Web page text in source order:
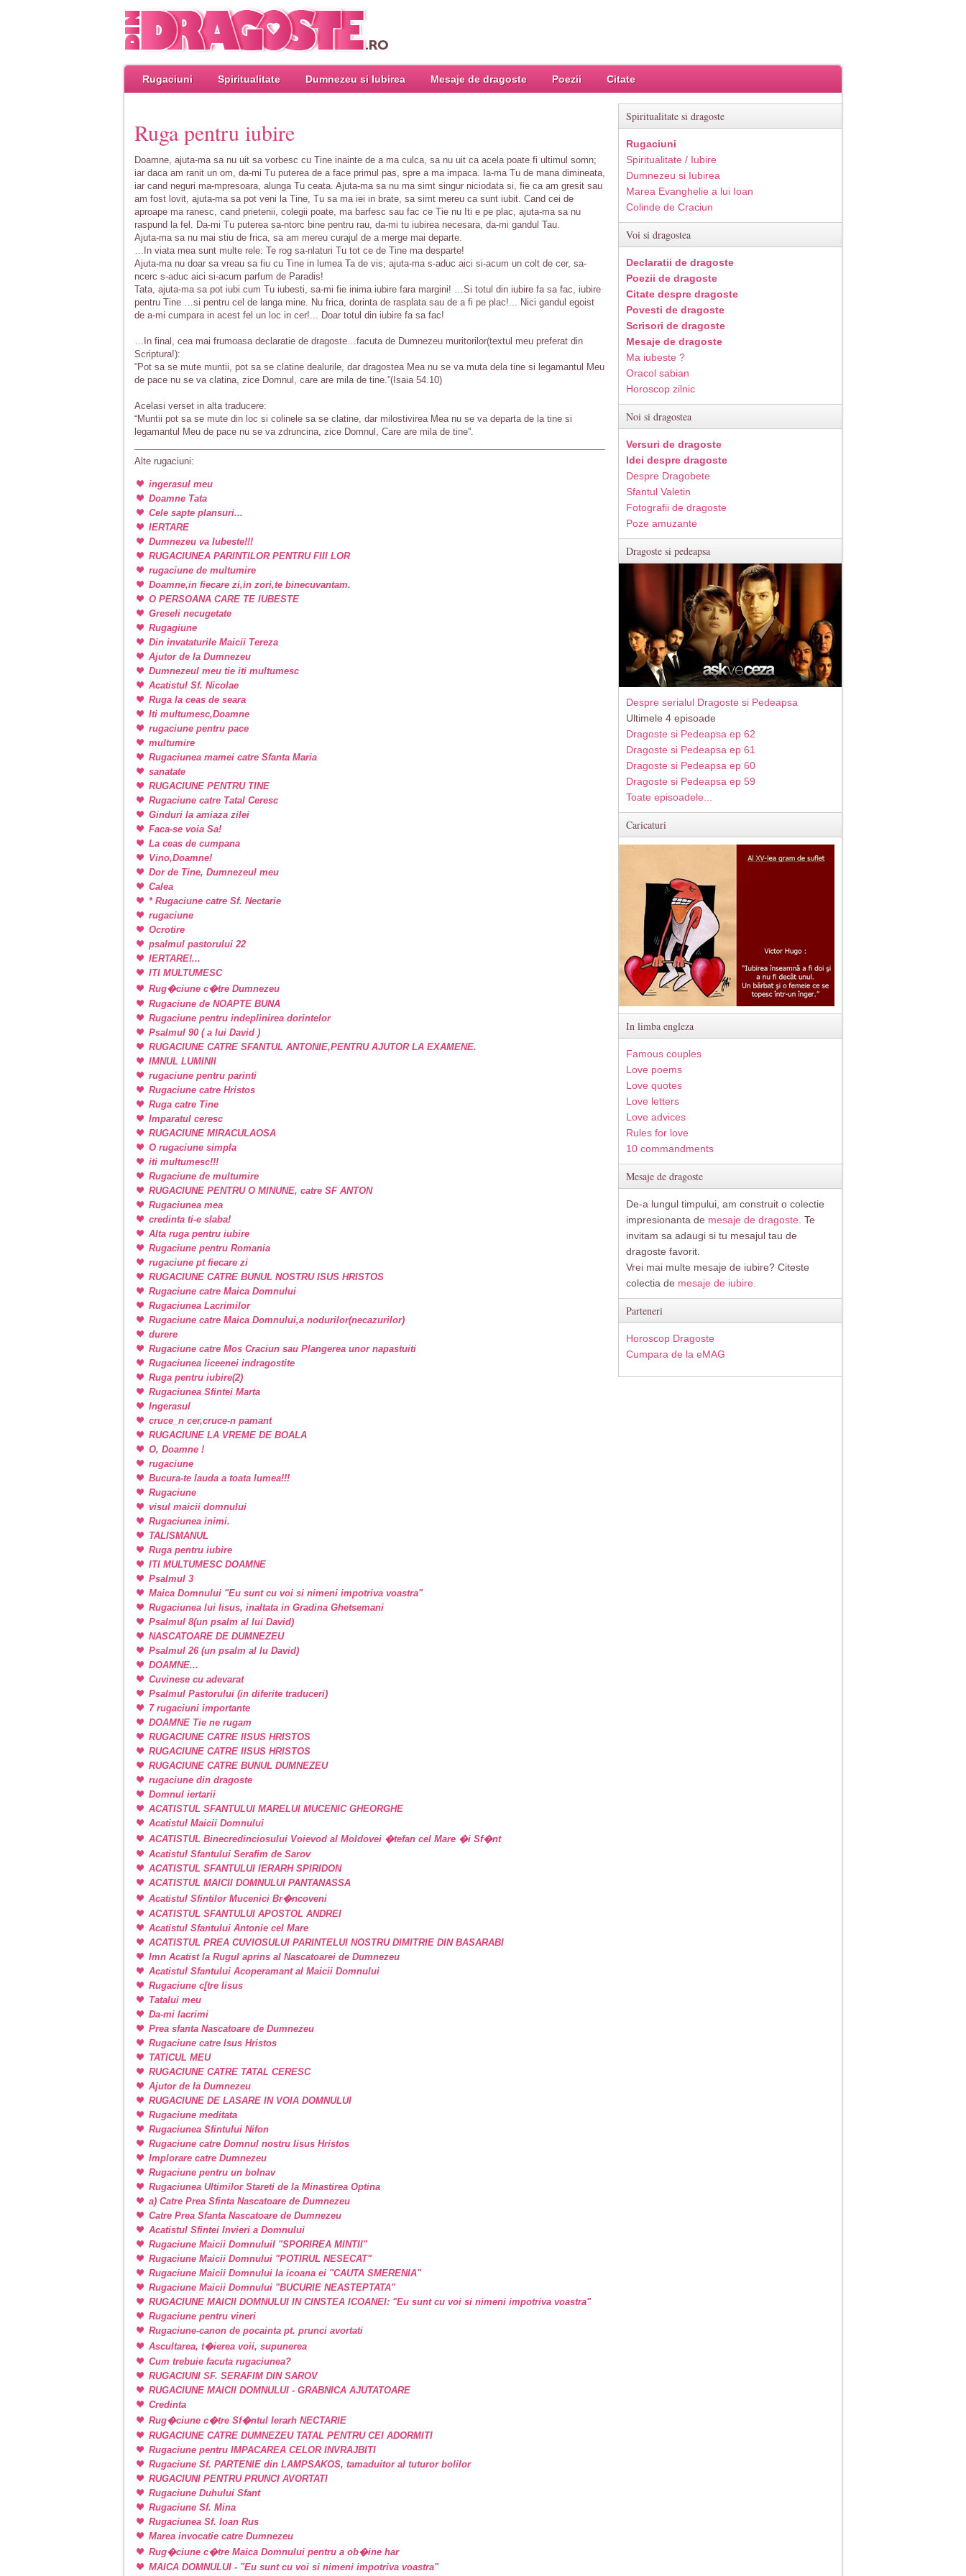
Rugaciuni Spiritualitate Dumnezeu si Iubirea Mesaje de dragoste Poezii Citate
Ruga pentru iubire
Doamne, ajuta-ma sa nu uit sa vorbesc cu Tine inainte de a ma culca, sa nu uit ca acela poate fi ultimul somn;
iar daca am ranit un om, da-mi Tu puterea de a face primul pas, spre a ma impaca. Ia-ma Tu de mana dimineata,
iar cand neguri ma-mpresoara, alunga Tu ceata. Ajuta-ma sa nu ma simt singur niciodata si, fie ca am gresit sau
am fost lovit, ajuta-ma sa pot veni la Tine, Tu sa ma iei in brate, sa simt mereu ca sunt iubit. Cand cei de
aproape ma ranesc, cand prietenii, colegii poate, ma barfesc sau fac ce Tie nu Iti e pe plac, ajuta-ma sa nu
raspund la fel. Da-mi Tu puterea sa-ntorc bine pentru rau, da-mi tu iubirea necesara, da-mi gandul Tau.
Ajuta-ma sa nu mai stiu de frica, sa am mereu curajul de a merge mai departe.
…In viata mea sunt multe rele: Te rog sa-nlaturi Tu tot ce de Tine ma desparte!
Ajuta-ma nu doar sa vreau sa fiu cu Tine in lumea Ta de vis; ajuta-ma s-aduc aici si-acum un colt de cer, sa-
ncerc s-aduc aici si-acum parfum de Paradis!
Tata, ajuta-ma sa pot iubi cum Tu iubesti, sa-mi fie inima iubire fara margini! …Si totul din iubire fa sa fac, iubire
pentru Tine …si pentru cel de langa mine. Nu frica, dorinta de rasplata sau de a fi pe plac!... Nici gandul egoist
de a-mi cumpara in acest fel un loc in cer!... Doar totul din iubire fa sa fac!
…In final, cea mai frumoasa declaratie de dragoste…facuta de Dumnezeu muritorilor(textul meu preferat din
Scriptura!):
“Pot sa se mute muntii, pot sa se clatine dealurile, dar dragostea Mea nu se va muta dela tine si legamantul Meu
de pace nu se va clatina, zice Domnul, care are mila de tine.”(Isaia 54.10)
Acelasi verset in alta traducere:
“Muntii pot sa se mute din loc si colinele sa se clatine, dar milostivirea Mea nu se va departa de la tine si
legamantul Meu de pace nu se va zdruncina, zice Domnul, Care are mila de tine”.
Alte rugaciuni:
ingerasul meu
Doamne Tata
Cele sapte plansuri...
IERTARE
Dumnezeu va Iubeste!!!
RUGACIUNEA PARINTILOR PENTRU FIII LOR
rugaciune de multumire
Doamne,in fiecare zi,in zori,te binecuvantam.
O PERSOANA CARE TE IUBESTE
Greseli necugetate
Rugagiune
Din invataturile Maicii Tereza
Ajutor de la Dumnezeu
Dumnezeul meu tie iti multumesc
Acatistul Sf. Nicolae
Ruga la ceas de seara
Iti multumesc,Doamne
rugaciune pentru pace
multumire
Rugaciunea mamei catre Sfanta Maria
sanatate
RUGACIUNE PENTRU TINE
Rugaciune catre Tatal Ceresc
Ginduri la amiaza zilei
Faca-se voia Sa!
La ceas de cumpana
Vino,Doamne!
Dor de Tine, Dumnezeul meu
Calea
* Rugaciune catre Sf. Nectarie
rugaciune
Ocrotire
psalmul pastorului 22
IERTARE!...
ITI MULTUMESC
Rug�ciune c�tre Dumnezeu
Rugaciune de NOAPTE BUNA
Rugaciune pentru indeplinirea dorintelor
Psalmul 90 ( a lui David )
RUGACIUNE CATRE SFANTUL ANTONIE,PENTRU AJUTOR LA EXAMENE.
IMNUL LUMINII
rugaciune pentru parinti
Rugaciune catre Hristos
Ruga catre Tine
Imparatul ceresc
RUGACIUNE MIRACULAOSA
O rugaciune simpla
iti multumesc!!!
Rugaciune de multumire
RUGACIUNE PENTRU O MINUNE, catre SF ANTON
Rugaciunea mea
credinta ti-e slaba!
Alta ruga pentru iubire
Rugaciune pentru Romania
rugaciune pt fiecare zi
RUGACIUNE CATRE BUNUL NOSTRU ISUS HRISTOS
Rugaciune catre Maica Domnului
Rugaciunea Lacrimilor
Rugaciune catre Maica Domnului,a nodurilor(necazurilor)
durere
Rugaciune catre Mos Craciun sau Plangerea unor napastuiti
Rugaciunea liceenei indragostite
Ruga pentru iubire(2)
Rugaciunea Sfintei Marta
Ingerasul
cruce_n cer,cruce-n pamant
RUGACIUNE LA VREME DE BOALA
O, Doamne !
rugaciune
Bucura-te lauda a toata lumea!!!
Rugaciune
visul maicii domnului
Rugaciunea inimi.
TALISMANUL
Ruga pentru iubire
ITI MULTUMESC DOAMNE
Psalmul 3
Maica Domnului "Eu sunt cu voi si nimeni impotriva voastra"
Rugaciunea lui Iisus, inaltata in Gradina Ghetsemani
Psalmul 8(un psalm al lui David)
NASCATOARE DE DUMNEZEU
Psalmul 26 (un psalm al lu David)
DOAMNE...
Cuvinese cu adevarat
Psalmul Pastorului (in diferite traduceri)
7 rugaciuni importante
DOAMNE Tie ne rugam
RUGACIUNE CATRE IISUS HRISTOS
RUGACIUNE CATRE IISUS HRISTOS
RUGACIUNE CATRE BUNUL DUMNEZEU
rugaciune din dragoste
Domnul iertarii
ACATISTUL SFANTULUI MARELUI MUCENIC GHEORGHE
Acatistul Maicii Domnului
ACATISTUL Binecredinciosului Voievod al Moldovei �tefan cel Mare �i Sf�nt
Acatistul Sfantului Serafim de Sarov
ACATISTUL SFANTULUI IERARH SPIRIDON
ACATISTUL MAICII DOMNULUI PANTANASSA
Acatistul Sfintilor Mucenici Br�ncoveni
ACATISTUL SFANTULUI APOSTOL ANDREI
Acatistul Sfantului Antonie cel Mare
ACATISTUL PREA CUVIOSULUI PARINTELUI NOSTRU DIMITRIE DIN BASARABI
Imn Acatist la Rugul aprins al Nascatoarei de Dumnezeu
Acatistul Sfantului Acoperamant al Maicii Domnului
Rugaciune c[tre Iisus
Tatalui meu
Da-mi lacrimi
Prea sfanta Nascatoare de Dumnezeu
Rugaciune catre Isus Hristos
TATICUL MEU
RUGACIUNE CATRE TATAL CERESC
Ajutor de la Dumnezeu
RUGACIUNE DE LASARE IN VOIA DOMNULUI
Rugaciune meditata
Rugaciunea Sfintului Nifon
Rugaciune catre Domnul nostru Iisus Hristos
Implorare catre Dumnezeu
Rugaciune pentru un bolnav
Rugaciunea Ultimilor Stareti de la Minastirea Optina
a) Catre Prea Sfinta Nascatoare de Dumnezeu
Catre Prea Sfanta Nascatoare de Dumnezeu
Acatistul Sfintei Invieri a Domnului
Rugaciune Maicii DomnuluiI "SPORIREA MINTII"
Rugaciune Maicii Domnului "POTIRUL NESECAT"
Rugaciune Maicii Domnului la icoana ei "CAUTA SMERENIA"
Rugaciune Maicii Domnului "BUCURIE NEASTEPTATA"
RUGACIUNE MAICII DOMNULUI IN CINSTEA ICOANEI: "Eu sunt cu voi si nimeni impotriva voastra"
Rugaciune pentru vineri
Rugaciune-canon de pocainta pt. prunci avortati
Ascultarea, t�ierea voii, supunerea
Cum trebuie facuta rugaciunea?
RUGACIUNI SF. SERAFIM DIN SAROV
RUGACIUNE MAICII DOMNULUI - GRABNICA AJUTATOARE
Credinta
Rug�ciune c�tre Sf�ntul Ierarh NECTARIE
RUGACIUNE CATRE DUMNEZEU TATAL PENTRU CEI ADORMITI
Rugaciune pentru IMPACAREA CELOR INVRAJBITI
Rugaciune Sf. PARTENIE din LAMPSAKOS, tamaduitor al tuturor bolilor
RUGACIUNI PENTRU PRUNCI AVORTATI
Rugaciune Duhului Sfant
Rugaciune Sf. Mina
Rugaciunea Sf. Ioan Rus
Marea invocatie catre Dumnezeu
Rug�ciune c�tre Maica Domnului pentru a ob�ine har
MAICA DOMNULUI - "Eu sunt cu voi si nimeni impotriva voastra"
Spiritualitate si dragoste
Rugaciuni
Spiritualitate / Iubire
Dumnezeu si Iubirea
Marea Evanghelie a lui Ioan
Colinde de Craciun
Voi si dragostea
Declaratii de dragoste
Poezii de dragoste
Citate despre dragoste
Povesti de dragoste
Scrisori de dragoste
Mesaje de dragoste
Ma iubeste ?
Oracol sabian
Horoscop zilnic
Noi si dragostea
Versuri de dragoste
Idei despre dragoste
Despre Dragobete
Sfantul Valetin
Fotografii de dragoste
Poze amuzante
Dragoste si pedeapsa
Despre serialul Dragoste si Pedeapsa
Ultimele 4 episoade
Dragoste si Pedeapsa ep 62
Dragoste si Pedeapsa ep 61
Dragoste si Pedeapsa ep 60
Dragoste si Pedeapsa ep 59
Toate episoadele...
Caricaturi
In limba engleza
Famous couples
Love poems
Love quotes
Love letters
Love advices
Rules for love
10 commandments
Mesaje de dragoste
De-a lungul timpului, am construit o colectie
impresionanta de mesaje de dragoste . Te
invitam sa adaugi si tu mesajul tau de
dragoste favorit.
Vrei mai multe mesaje de iubire? Citeste
colectia de mesaje de iubire.
Parteneri
Horoscop Dragoste
Cumpara de la eMAG